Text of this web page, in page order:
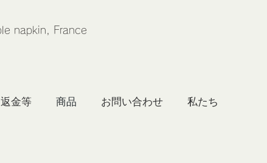
napkin, France
金等 商品 お問い合わせ